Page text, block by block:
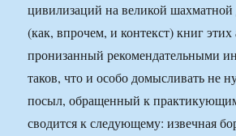
цивилизаций на великой шахматной
(как, впрочем, и контекст) книг этих
пронизанный рекомендательными
таков, что и особо домысливать не
посыл, обращенный к
сводится к следующему: извечная